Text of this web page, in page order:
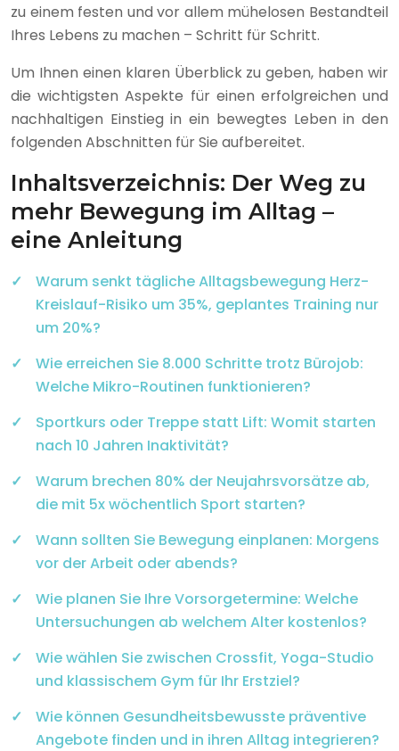
zu einem festen und vor allem mühelosen Bestandteil
Ihres Lebens zu machen – Schritt für Schritt.
Um Ihnen einen klaren Überblick zu geben, haben wir
die wichtigsten Aspekte für einen erfolgreichen und
nachhaltigen Einstieg in ein bewegtes Leben in den
folgenden Abschnitten für Sie aufbereitet.
Inhaltsverzeichnis: Der Weg zu
mehr Bewegung im Alltag –
eine Anleitung
Warum senkt tägliche Alltagsbewegung Herz-
Kreislauf-Risiko um 35%, geplantes Training nur
um 20%?
Wie erreichen Sie 8.000 Schritte trotz Bürojob:
Welche Mikro-Routinen funktionieren?
Sportkurs oder Treppe statt Lift: Womit starten
nach 10 Jahren Inaktivität?
Warum brechen 80% der Neujahrsvorsätze ab,
die mit 5x wöchentlich Sport starten?
Wann sollten Sie Bewegung einplanen: Morgens
vor der Arbeit oder abends?
Wie planen Sie Ihre Vorsorgetermine: Welche
Untersuchungen ab welchem Alter kostenlos?
Wie wählen Sie zwischen Crossfit, Yoga-Studio
und klassischem Gym für Ihr Erstziel?
Wie können Gesundheitsbewusste präventive
Angebote finden und in ihren Alltag integrieren?